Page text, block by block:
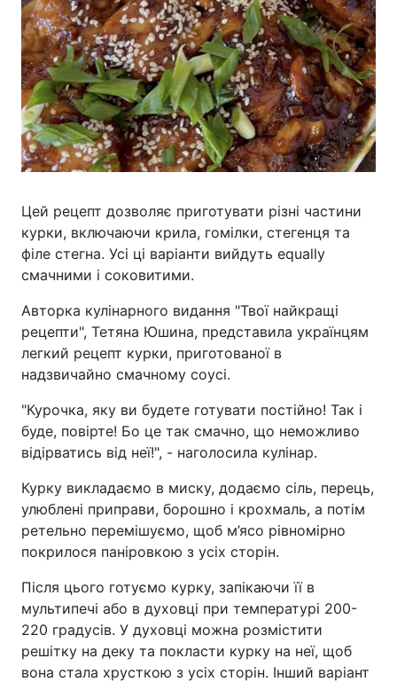
Цей рецепт дозволяє приготувати різні частини
курки, включаючи крила, гомілки, стегенця та
філе стегна. Усі ці варіанти вийдуть equally
смачними і соковитими.
Авторка кулінарного видання "Твої найкращі
рецепти", Тетяна Юшина, представила українцям
легкий рецепт курки, приготованої в
надзвичайно смачному соусі.
"Курочка, яку ви будете готувати постійно! Так і
буде, повірте! Бо це так смачно, що неможливо
відірватись від неї!", - наголосила кулінар.
Курку викладаємо в миску, додаємо сіль, перець,
улюблені приправи, борошно і крохмаль, а потім
ретельно перемішуємо, щоб м’ясо рівномірно
покрилося паніровкою з усіх сторін.
Після цього готуємо курку, запікаючи її в
мультипечі або в духовці при температурі 200-
220 градусів. У духовці можна розмістити
решітку на деку та покласти курку на неї, щоб
вона стала хрусткою з усіх сторін. Інший варіант